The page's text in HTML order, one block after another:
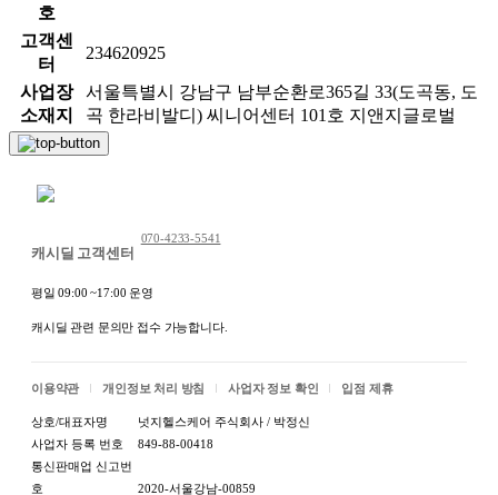
호
고객센
터
234620925
사업장
소재지
서울특별시 강남구 남부순환로365길 33(도곡동, 도
곡 한라비발디) 씨니어센터 101호 지앤지글로벌
캐시딜 고객센터
070-4233-5541
평일 09:00 ~17:00 운영
캐시딜 관련 문의만 접수 가능합니다.
이용약관 개인정보 처리 방침 사업자 정보 확인 입점 제휴
상호/대표자명
넛지헬스케어 주식회사 / 박정신
사업자 등록 번호
849-88-00418
통신판매업 신고번
호
2020-서울강남-00859